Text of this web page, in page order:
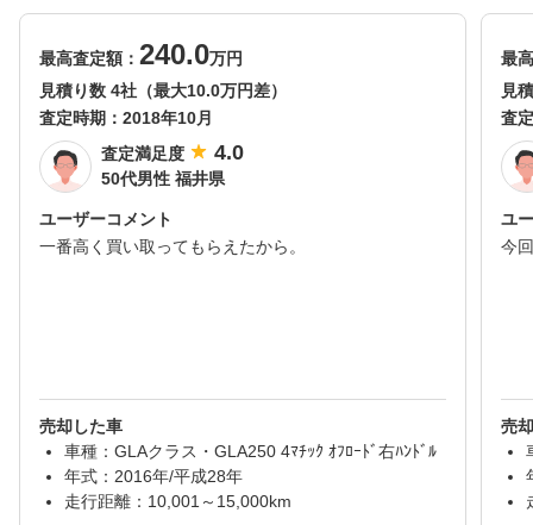
最高査定額： 240.0万円
見積り数 4社（最大10.0万円差）
査定時期： 2018年10月
査定満足度
4.0
50代男性 福井県
ユーザーコメント
一番高く買い取ってもらえたから。
売却した車
車種：GLAクラス・GLA250 4ﾏﾁｯｸ ｵﾌﾛｰﾄﾞ右ﾊﾝﾄﾞﾙ
年式：2016年/平成28年
走行距離：10,001～15,000km
最
見
査
ユ
今
売